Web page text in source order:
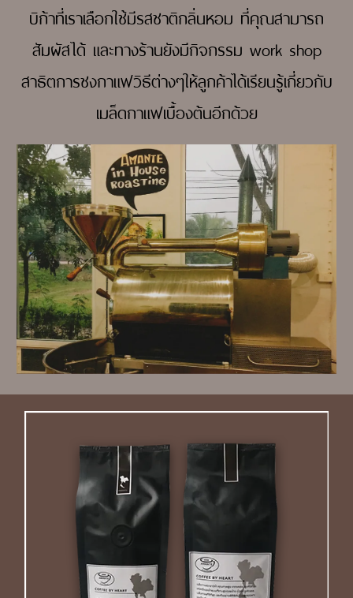
บิก้าที่เราเลือกใช้มีรสชาติกลิ่นหอม ที่คุณสามารถ
สัมผัสได้ และทางร้านยังมีกิจกรรม work shop
สาธิตการชงกาแฟวิธีต่างๆให้ลูกค้าได้เรียนรู้เกี่ยวกับ
เมล็ดกาแฟเบื้องต้นอีกด้วย